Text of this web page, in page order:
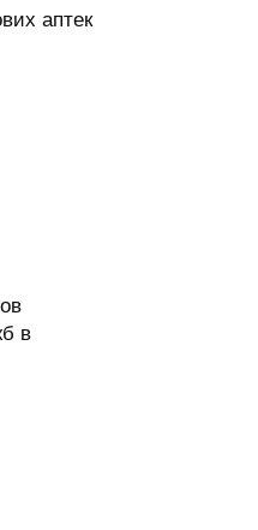
аптек
в